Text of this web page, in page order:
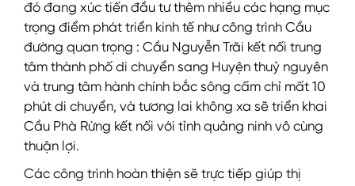
đó đang xúc tiến đầu tư thêm nhiều các hạng mục
trọng điểm phát triển kinh tế như công trình Cầu
đường quan trọng : Cầu Nguyễn Trãi kết nối trung
tâm thành phố di chuyển sang Huyện thuỷ nguyên
và trung tâm hành chính bắc sông cấm chỉ mất 10
phút di chuyển, và tương lai không xa sẽ triển khai
Cầu Phà Rừng kết nối với tỉnh quảng ninh vô cùng
thuận lợi.
Các công trình hoàn thiện sẽ trực tiếp giúp thị